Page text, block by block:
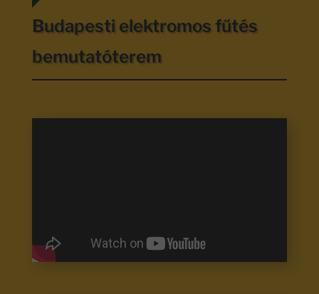
Budapesti elektromos fűtés
bemutatóterem